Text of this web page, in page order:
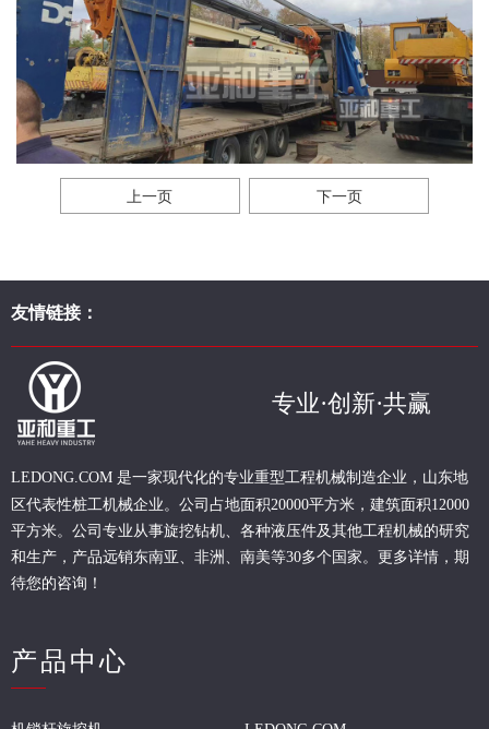
上一页 下一页
友情链接：
专业·创新·共赢
LEDONG.COM 是一家现代化的专业重型工程机械制造企业，山东地
区代表性桩工机械企业。 公司占地面积20000平方米，建筑面积12000
平方米。公司专业从事旋挖钻机、各种液压件及其他工程机械的研究
和生产，产品远销东南亚、非洲、南美等30多个国家。更多详情，期
待您的咨询！
产品中心